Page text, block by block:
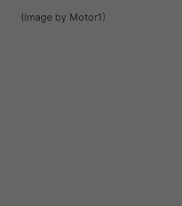
(Image by Motor1)